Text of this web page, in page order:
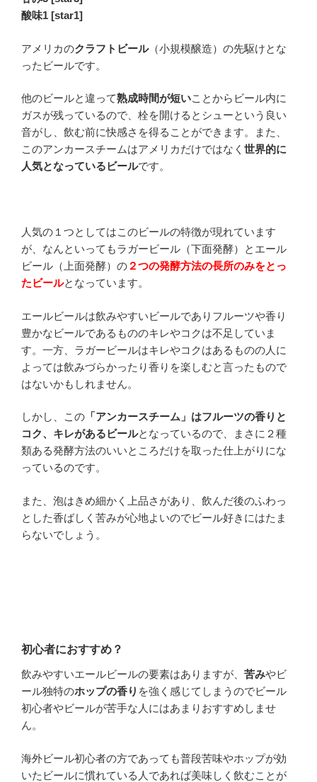
酸味1 [star1]
アメリカのクラフトビール（小規模醸造）の先駆けとな
ったビールです。
他のビールと違って熟成時間が短いことからビール内に
ガスが残っているので、栓を開けるとシューという良い
音がし、飲む前に快感さを得ることができます。また、
このアンカースチームはアメリカだけではなく 世界的に
人気となっているビールです。
人気の１つとしてはこのビールの特徴が現れています
が、なんといってもラガービール（下面発酵）とエール
ビール（上面発酵）の ２つの発酵方法の長所のみをとっ
たビールとなっています。
エールビールは飲みやすいビールでありフルーツや香り
豊かなビールであるもののキレやコクは不足していま
す。一方、ラガービールはキレやコクはあるものの人に
よっては飲みづらかったり香りを楽しむと言ったもので
はないかもしれません。
しかし、この 「アンカースチーム」はフルーツの香りと
コク、キレがあるビールとなっているので、まさに２種
類ある発酵方法のいいところだけを取った仕上がりにな
っているのです。
また、泡はきめ細かく上品さがあり、飲んだ後のふわっ
とした香ばしく苦みが心地よいのでビール好きにはたま
らないでしょう。
初心者におすすめ？
飲みやすいエールビールの要素はありますが、 苦みやビ
ール独特のホップの香り を強く感じてしまうのでビール
初心者やビールが苦手な人にはあまりおすすめしませ
ん。
海外ビール初心者の方であっても普段苦味やホップが効
いたビールに慣れている人であれば美味しく飲むことが